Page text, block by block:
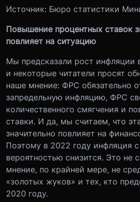
Источник: Бюро статистики
Повышение процентных ставок
повлияет на ситуацию
Мы предсказали рост инфляции
и некоторые читатели просят
наше мнение: ФРС обязательно
запредельную инфляцию, ФРС
количественного смягчения и
ставки. И да, мы считаем, что
значительно повлияет на
Поэтому в 2022 году инфляция
вероятностью снизится. Это не
мнение, по крайней мере, не
«золотых жуков» и тех, кто
2020 году.